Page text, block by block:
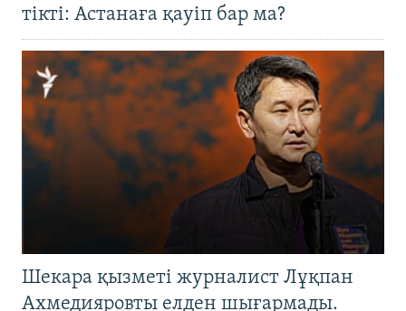
тікті: Астанаға қауіп бар ма?
Шекара қызметі журналист Лұқпан
Ахмедияровты елден шығармады.